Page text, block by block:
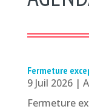
Fermeture
9 Juil 2026|
Fermeture